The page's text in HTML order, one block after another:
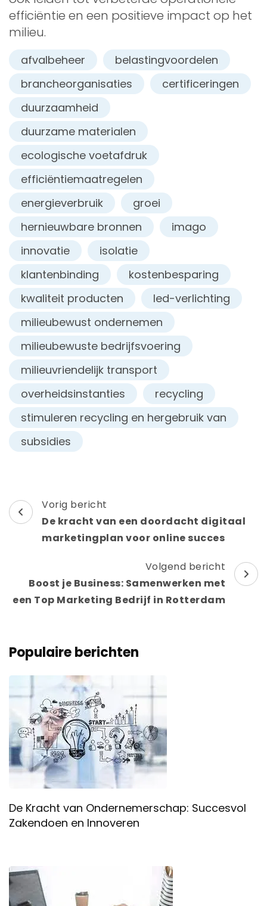
efficiëntie en een positieve impact op het
milieu.
afvalbeheer
belastingvoordelen
brancheorganisaties
certificeringen
duurzaamheid
duurzame materialen
ecologische voetafdruk
efficiëntiemaatregelen
energieverbruik
groei
hernieuwbare bronnen
imago
innovatie
isolatie
klantenbinding
kostenbesparing
kwaliteit producten
led-verlichting
milieubewust ondernemen
milieubewuste bedrijfsvoering
milieuvriendelijk transport
overheidsinstanties
recycling
stimuleren recycling en hergebruik van
subsidies
Berichtnavigatie
Vorig bericht
De kracht van een doordacht digitaal
marketingplan voor online succes
Volgend bericht
Boost je Business: Samenwerken met
een Top Marketing Bedrijf in Rotterdam
Populaire berichten
De Kracht van Ondernemerschap: Succesvol
Zakendoen en Innoveren